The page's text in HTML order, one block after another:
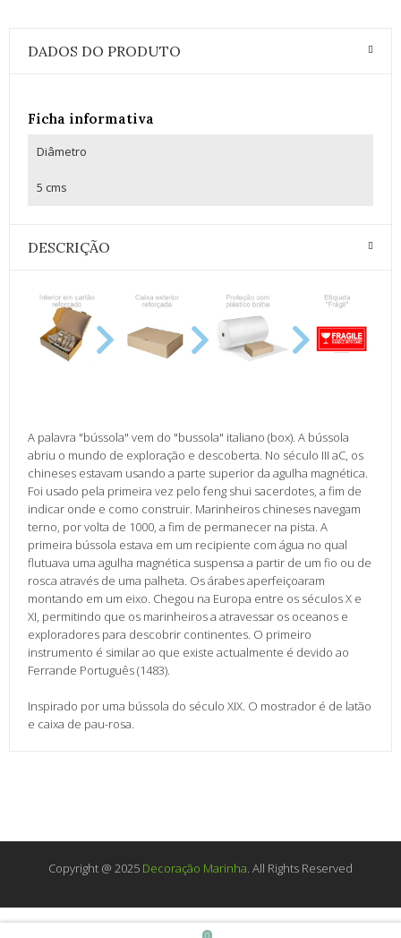
DADOS DO PRODUTO
Ficha informativa
Diâmetro
5 cms
DESCRIÇÃO
A palavra "bússola" vem do "bussola" italiano (box). A bússola
abriu o mundo de exploração e descoberta. No século III aC, os
chineses estavam usando a parte superior da agulha magnética.
Foi usado pela primeira vez pelo feng shui sacerdotes, a fim de
indicar onde e como construir. Marinheiros chineses navegam
terno, por volta de 1000, a fim de permanecer na pista. A
primeira bússola estava em um recipiente com água no qual
flutuava uma agulha magnética suspensa a partir de um fio ou de
rosca através de uma palheta. Os árabes aperfeiçoaram
montando em um eixo. Chegou na Europa entre os séculos X e
XI, permitindo que os marinheiros a atravessar os oceanos e
exploradores para descobrir continentes. O primeiro
instrumento é similar ao que existe actualmente é devido ao
Ferrande Português (1483).
Inspirado por uma bússola do século XIX. O mostrador é de latão
e caixa de pau-rosa.
Copyright @ 2025 Decoração Marinha. All Rights Reserved